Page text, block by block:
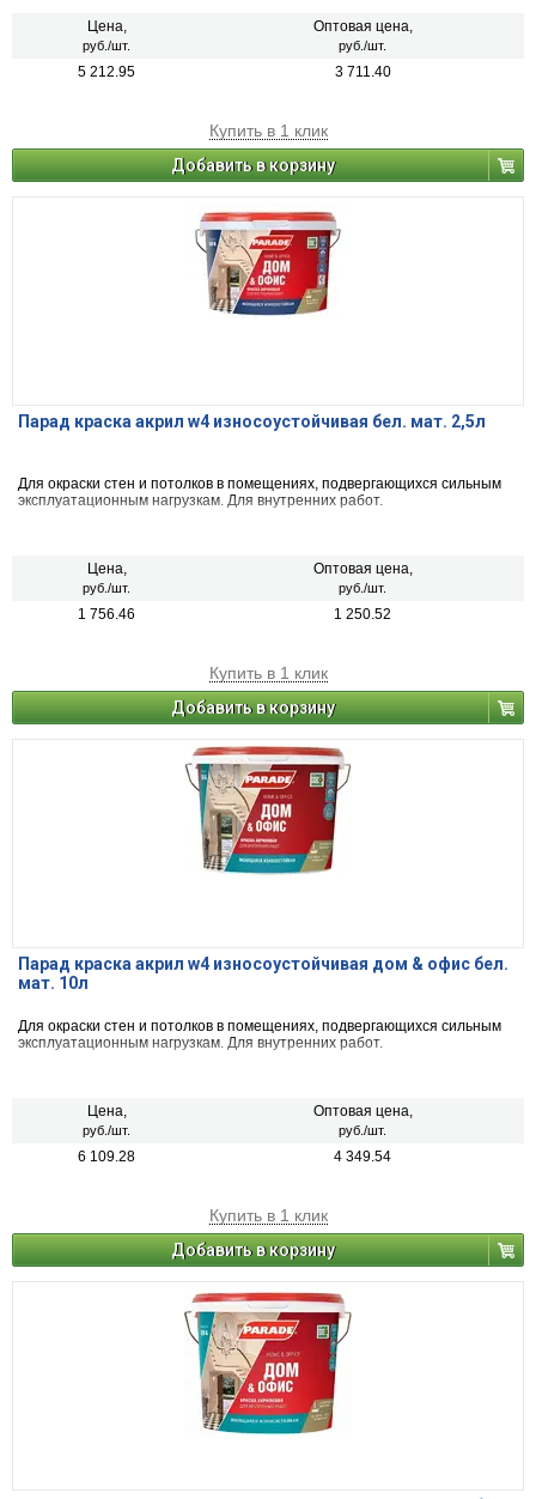
Цена,
руб./шт.
Оптовая цена,
руб./шт.
5 212.95 3 711.40
Купить в 1 клик
Добавить в корзину
Парад краска акрил w4 износоустойчивая бел. мат. 2,5л
Для окраски стен и потолков в помещениях, подвергающихся сильным
эксплуатационным нагрузкам. Для внутренних работ.
Цена,
руб./шт.
Оптовая цена,
руб./шт.
1 756.46 1 250.52
Купить в 1 клик
Добавить в корзину
Парад краска акрил w4 износоустойчивая дом & офис бел.
мат. 10л
Для окраски стен и потолков в помещениях, подвергающихся сильным
эксплуатационным нагрузкам. Для внутренних работ.
Цена,
руб./шт.
Оптовая цена,
руб./шт.
6 109.28 4 349.54
Купить в 1 клик
Добавить в корзину